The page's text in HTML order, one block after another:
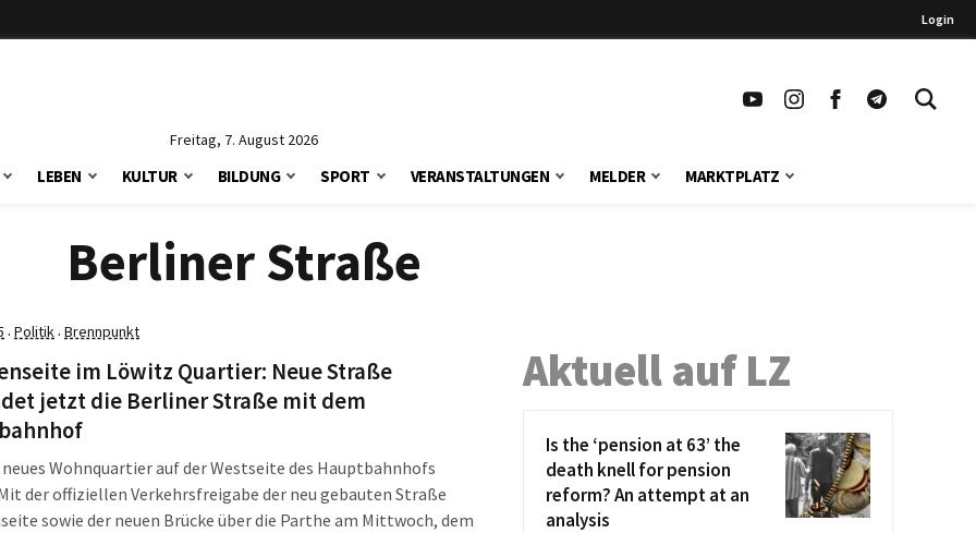
Login
Freitag, 7. August 2026
LEBEN KULTUR BILDUNG SPORT VERANSTALTUNGEN MELDER MARKTPLATZ
Berliner Straße
· Politik· Brennpunkt
im Löwitz Quartier: Neue Straße
jetzt die Berliner Straße mit dem
Wohnquartier auf der Westseite des Hauptbahnhofs
der offiziellen Verkehrsfreigabe der neu gebauten Straße
sowie der neuen Brücke über die Parthe am Mittwoch, dem
Aktuell auf LZ
Is the ‘pension at 63’ the
death knell for pension
reform? An attempt at an
analysis